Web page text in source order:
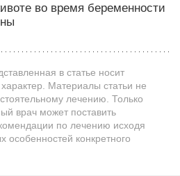
во время беременности
в статье носит
Материалы статьи не
лечению. Только
врач может поставить
по лечению исходя
особенностей конкретного